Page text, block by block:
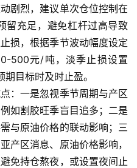
剧烈，建议单次仓位控制在
留充足，避免杠杆过高导致
损，根据季节波动幅度设定
500元/吨，淡季止损设置
目标时及时止盈。
：一是忽视季节周期与产区
如割胶旺季盲目追多；二是
与原油价格的联动影响；三
产区消息、原油价格影响，
免持仓熬夜，或设置夜间止